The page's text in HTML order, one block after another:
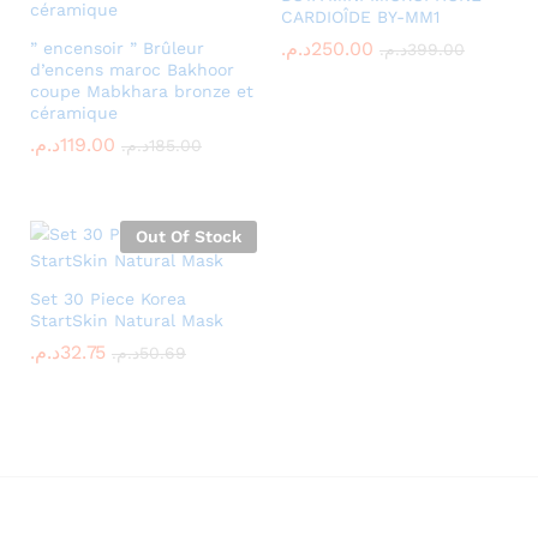
” encensoir ” Brûleur
d’encens maroc Bakhoor
coupe Mabkhara bronze et
céramique
119.00د.م. 185.00د.م.
CARDIOÎDE BY-MM1
250.00د.م. 399.00د.م.
Out Of Stock
Set 30 Piece Korea
StartSkin Natural Mask
32.75د.م. 50.69د.م.